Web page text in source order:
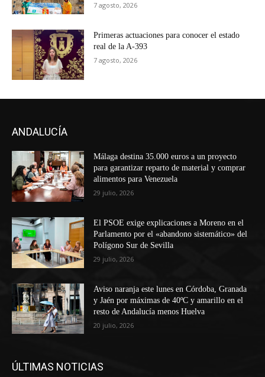
7 agosto, 2026
Primeras actuaciones para conocer el estado
real de la A-393
7 agosto, 2026
ANDALUCÍA
Málaga destina 35.000 euros a un proyecto
para garantizar reparto de material y comprar
alimentos para Venezuela
29 julio, 2026
El PSOE exige explicaciones a Moreno en el
Parlamento por el «abandono sistemático» del
Polígono Sur de Sevilla
29 julio, 2026
Aviso naranja este lunes en Córdoba, Granada
y Jaén por máximas de 40ºC y amarillo en el
resto de Andalucía menos Huelva
20 julio, 2026
ÚLTIMAS NOTICIAS